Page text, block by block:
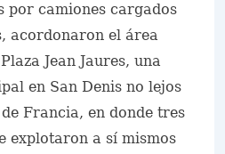
por camiones cargados
acordonaron el área
Jean Jaures, una
en San Denis no lejos
Francia, en donde tres
explotaron a sí mismos